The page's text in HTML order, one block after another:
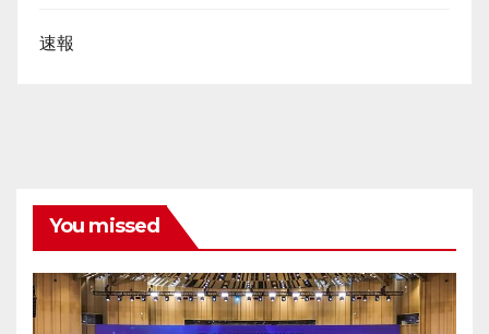
速報
You missed